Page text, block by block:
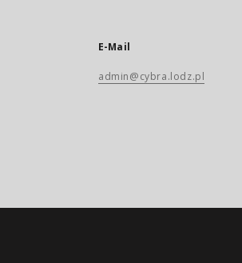
E-Mail
admin@cybra.lodz.pl